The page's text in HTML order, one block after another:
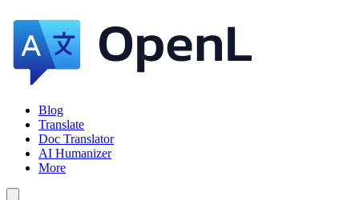
Blog
Translate
Doc Translator
AI Humanizer
More